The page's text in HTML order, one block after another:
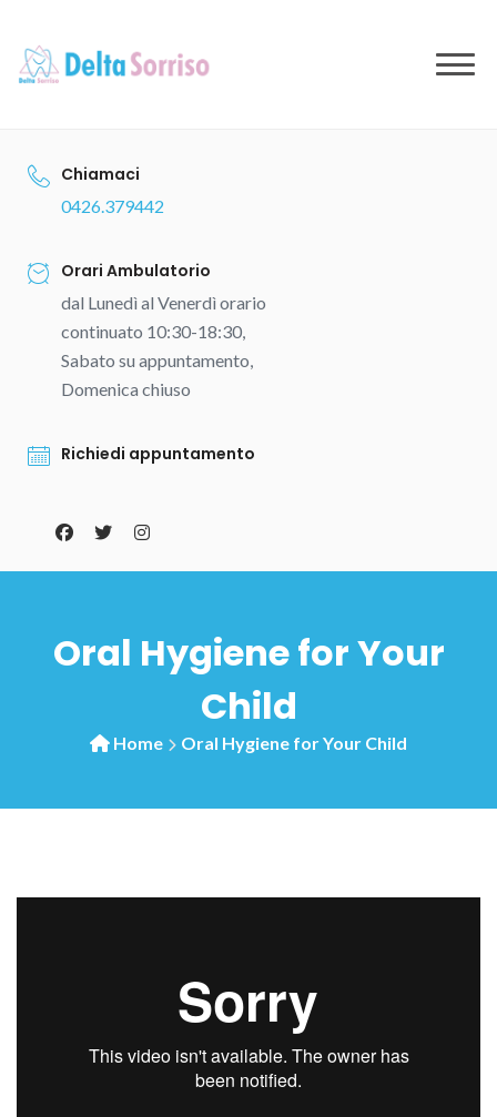
content
Chiamaci
0426.379442
Orari Ambulatorio
dal Lunedì al Venerdì orario
continuato 10:30-18:30,
Sabato su appuntamento,
Domenica chiuso
Richiedi appuntamento
Oral Hygiene for Your
Child
Home Oral Hygiene for Your Child